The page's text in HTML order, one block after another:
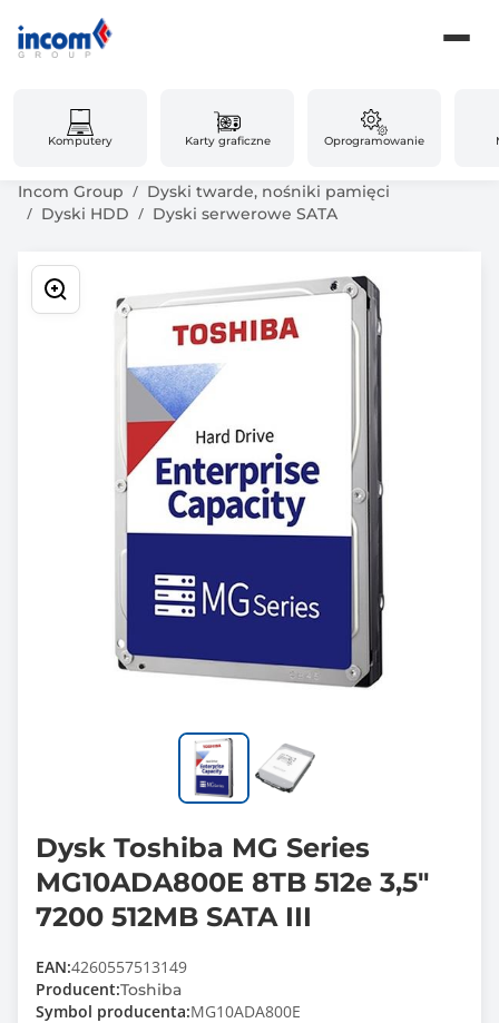
Komputery Karty graficzne Oprogramowanie
Incom Group
Dyski twarde, nośniki pamięci
Dyski HDD
Dyski serwerowe SATA
Dysk Toshiba MG Series
MG10ADA800E 8TB 512e 3,5"
7200 512MB SATA III
EAN:4260557513149
Producent:Toshiba
Symbol producenta:MG10ADA800E